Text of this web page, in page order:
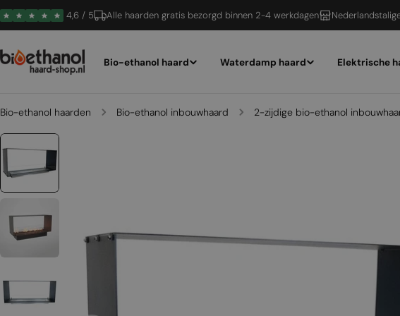
Ga
naar
4,6 / 5 Alle haarden gratis bezorgd binnen 2-4 werkdagen
Bio-ethanol haard Waterdamp haard Elektrische
Bio-ethanol haarden Bio-ethanol inbouwhaard 2-zijdige bio-ethanol